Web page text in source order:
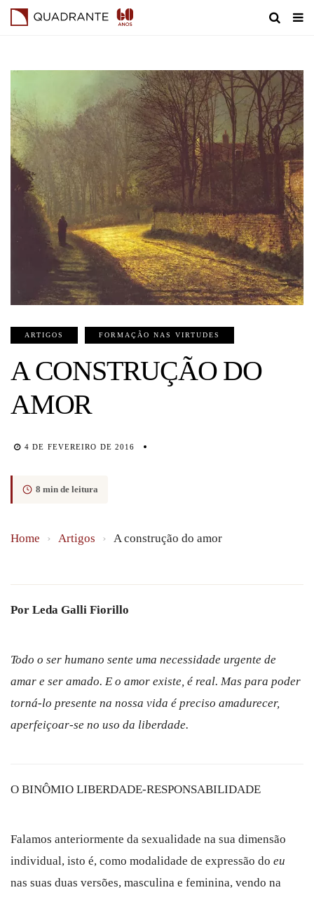
ARTIGOS FORMAÇÃO NAS VIRTUDES
A CONSTRUÇÃO DO
AMOR
4 DE FEVEREIRO DE 2016
8 min de leitura
Home › Artigos › A construção do amor
Por Leda Galli Fiorillo
Todo o ser humano sente uma necessidade urgente de
amar e ser amado. E o amor existe, é real. Mas para poder
torná-lo presente na nossa vida é preciso amadurecer,
aperfeiçoar-se no uso da liberdade.
O BINÔMIO LIBERDADE-RESPONSABILIDADE
Falamos anteriormente da sexualidade na sua dimensão
individual, isto é, como modalidade de expressão do eu
nas suas duas versões, masculina e feminina, vendo na